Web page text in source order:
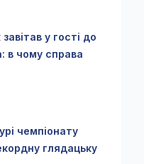
у гості до
в чому справа
чемпіонату
глядацьку